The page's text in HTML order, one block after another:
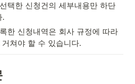
택한 신청건의 세부내용만 하단
.
한 신청내역은 회사 규정에 따라
쳐야 할 수 있습니다.